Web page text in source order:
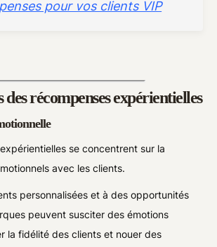
pour vos clients VIP
des récompenses expérientielles
se concentrent sur la
avec les clients.
personnalisées et à des opportunités
peuvent susciter des émotions
la fidélité des clients et nouer des